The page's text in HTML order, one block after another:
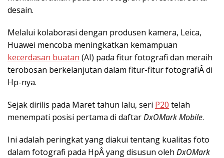
desain.
Melalui kolaborasi dengan produsen kamera, Leica,
Huawei mencoba meningkatkan kemampuan
kecerdasan buatan (AI) pada fitur fotografi dan meraih
terobosan berkelanjutan dalam fitur-fitur fotografiÂ di
Hp-nya.
Sejak dirilis pada Maret tahun lalu, seri P20 telah
menempati posisi pertama di daftarDxOMark Mobile.
Ini adalah peringkat yang diakui tentang kualitas foto
dalam fotografi pada HpÂ yang disusun oleh DxOMark